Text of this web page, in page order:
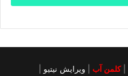
|کلمن آب ویرایش نیتیو